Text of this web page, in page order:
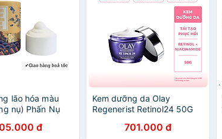
lão hóa màu
nụ) Phấn Nụ
đ
Kem dưỡng da Olay
Regenerist Retinol24 50G
701.000 đ